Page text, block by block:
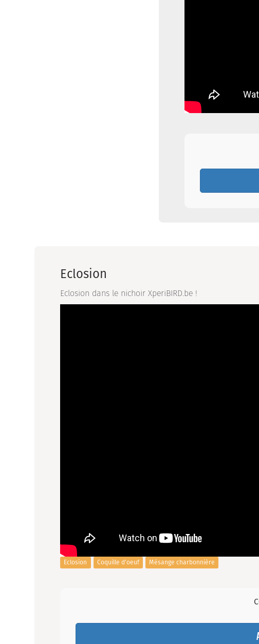
Eclosion
Eclosion dans le nichoir XperiBIRD.be !
Eclosion Coquille d'oeuf Mésange charbonnière